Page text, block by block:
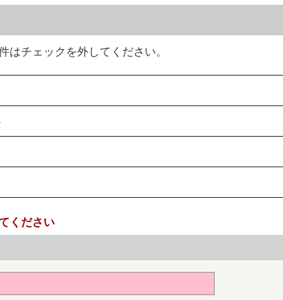
チェックを外してください。
ください